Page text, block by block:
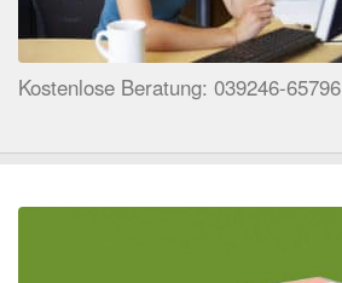
Kostenlose Beratung: 039246-65796